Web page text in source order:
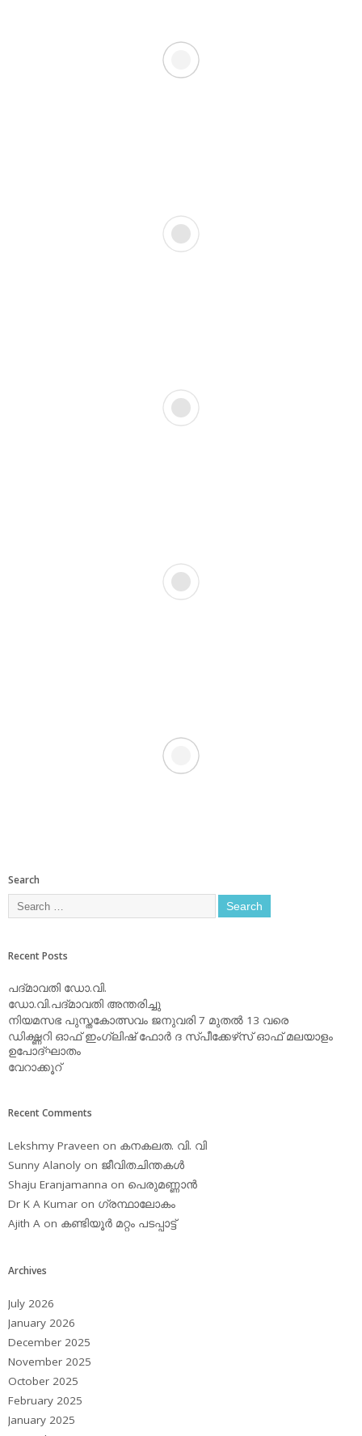
Search
Recent Posts
പദ്മാവതി ഡോ.വി.
ഡോ.വി.പദ്മാവതി അന്തരിച്ചു
നിയമസഭ പുസ്തകോത്സവം ജനുവരി 7 മുതല്‍ 13 വരെ
ഡിക്ഷ്ണറി ഓഫ് ഇംഗ്ലിഷ് ഫോര്‍ ദ സ്പീക്കേഴ്‌സ് ഓഫ് മലയാളം
ഉപോദ്ഘാതം
വേറാക്കൂറ്
Recent Comments
Lekshmy Praveen on കനകലത. വി. വി
Sunny Alanoly on ജീവിതചിന്തകള്‍
Shaju Eranjamanna on പെരുമണ്ണാന്‍
Dr K A Kumar on ഗ്രന്ഥാലോകം
Ajith A on കണ്ടിയൂര്‍ മറ്റം പടപ്പാട്ട്‌
Archives
July 2026
January 2026
December 2025
November 2025
October 2025
February 2025
January 2025